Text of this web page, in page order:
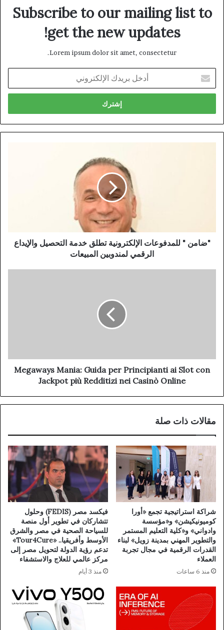
Subscribe to our mailing list to
get the new updates!
Lorem ipsum dolor sit amet, consectetur.
بريدك
الإلكتروني
"ضامن " للمدفوعات الإلكترونية تطلق خدمة التحصيل والإيداع
الرقمي لمندوبين المبيعات
Megaways Mania: Guida per Principianti ai Slot con
Jackpot più Redditizi nei Casinò Online
مقالات ذات صلة
شراكة استراتيجية تجمع «أورا
كوميونيكيشن» و«مؤسسة
وادواني» و«كلية التعليم المستمر
والتطوير المهني بمدينة زويل» لبناء
القدرات الرقمية في مجال تجربة
العملاء
منذ 6 ساعات
فيكسد مصر (FEDIS) وحلول
تتشاركان في تطوير أول منصة
للسياحة الصحية في مصر والشرق
الأوسط وأفريقيا.. «Tour4Cure»
تدعم رؤية الدولة لتحويل مصر إلى
مركز عالمي للعلاج والاستشفاء
منذ 3 أيام